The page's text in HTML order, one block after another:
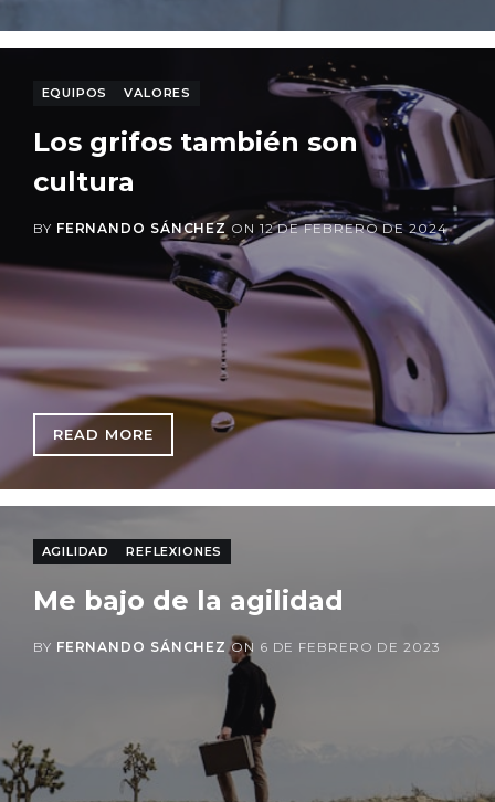
EQUIPOS VALORES
Los grifos también son
cultura
BY FERNANDO SÁNCHEZ ON 12 DE FEBRERO DE 2024
READ MORE: LOS GRIFOS TAMBIÉN SON CULTURA
AGILIDAD REFLEXIONES
Me bajo de la agilidad
BY FERNANDO SÁNCHEZ ON 6 DE FEBRERO DE 2023